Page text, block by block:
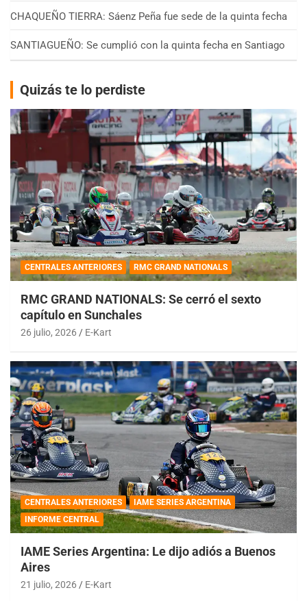
CHAQUEÑO TIERRA: Sáenz Peña fue sede de la quinta fecha
SANTIAGUEÑO: Se cumplió con la quinta fecha en Santiago
Quizás te lo perdiste
CENTRALES ANTERIORES RMC GRAND NATIONALS
RMC GRAND NATIONALS: Se cerró el sexto
capítulo en Sunchales
26 julio, 2026 E-Kart
CENTRALES ANTERIORES
IAME SERIES ARGENTINA
INFORME CENTRAL
IAME Series Argentina: Le dijo adiós a Buenos
Aires
21 julio, 2026 E-Kart